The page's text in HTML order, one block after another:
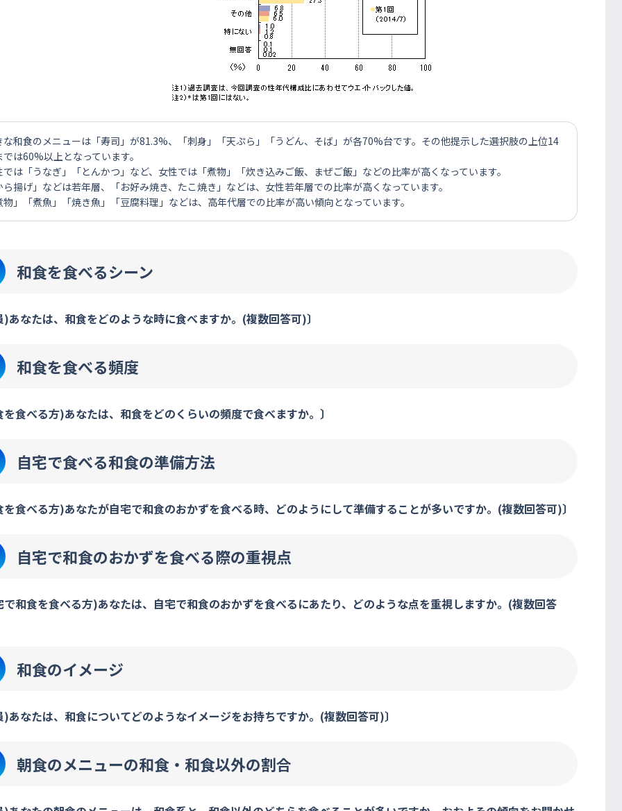
な和食のメニューは「寿司」が81.3%、「刺身」「天ぷら」「うどん、そば」が各70%台です。その他提示した選択肢の上位14
では60%以上となっています。
では「うなぎ」「とんかつ」など、女性では「煮物」「炊き込みご飯、まぜご飯」などの比率が高くなっています。
ら揚げ」などは若年層、「お好み焼き、たこ焼き」などは、女性若年層での比率が高くなっています。
物」「煮魚」「焼き魚」「豆腐料理」などは、高年代層での比率が高い傾向となっています。
和食を食べるシーン
)あなたは、和食をどのような時に食べますか。(複数回答可)〕
和食を食べる頻度
を食べる方)あなたは、和食をどのくらいの頻度で食べますか。〕
自宅で食べる和食の準備方法
を食べる方)あなたが自宅で和食のおかずを食べる時、どのようにして準備することが多いですか。(複数回答可)〕
自宅で和食のおかずを食べる際の重視点
で和食を食べる方)あなたは、自宅で和食のおかずを食べるにあたり、どのような点を重視しますか。(複数回答
和食のイメージ
)あなたは、和食についてどのようなイメージをお持ちですか。(複数回答可)〕
朝食のメニューの和食・和食以外の割合